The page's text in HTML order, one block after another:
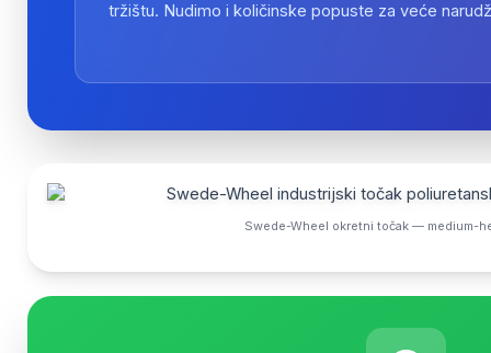
tržištu. Nudimo i količinske popuste za veće
Swede-Wheel okretni točak — medium-